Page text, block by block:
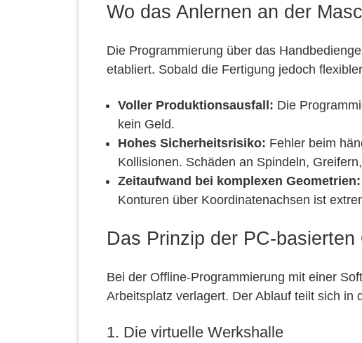
Wo das Anlernen an der
Die Programmierung über das
etabliert. Sobald die Fertigung jedoch
Voller Produktionsausfall: Die
kein Geld.
Hohes Sicherheitsrisiko: Fehler beim
Kollisionen. Schäden an Spindeln,
Zeitaufwand bei komplexen Geometrien:
Konturen über Koordinatenachsen ist
Das Prinzip der PC-
Bei der Offline-Programmierung mit einer
Arbeitsplatz verlagert. Der Ablauf teilt sich in
1. Die virtuelle Werkshalle